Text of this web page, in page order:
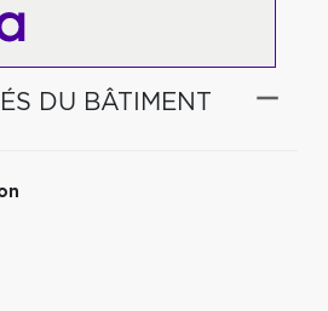
DU BÂTIMENT